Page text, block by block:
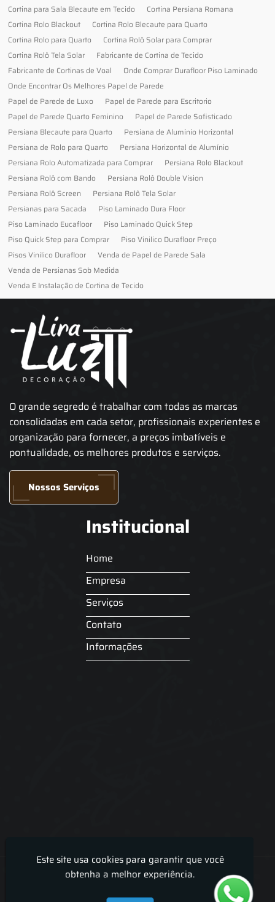
Cortina para Sala Blecaute em Tecido
Cortina Persiana Romana
Cortina Rolo Blackout
Cortina Rolo Blecaute para Quarto
Cortina Rolo para Quarto
Cortina Rolô Solar para Comprar
Cortina Rolô Tela Solar
Fabricante de Cortina de Tecido
Fabricante de Cortinas de Voal
Onde Comprar Durafloor Piso Laminado
Onde Encontrar Os Melhores Papel de Parede
Papel de Parede de Luxo
Papel de Parede para Escritorio
Papel de Parede Quarto Feminino
Papel de Parede Sofisticado
Persiana Blecaute para Quarto
Persiana de Alumínio Horizontal
Persiana de Rolo para Quarto
Persiana Horizontal de Alumínio
Persiana Rolo Automatizada para Comprar
Persiana Rolo Blackout
Persiana Rolô com Bando
Persiana Rolô Double Vision
Persiana Rolô Screen
Persiana Rolô Tela Solar
Persianas para Sacada
Piso Laminado Dura Floor
Piso Laminado Eucafloor
Piso Laminado Quick Step
Piso Quick Step para Comprar
Piso Vinilico Durafloor Preço
Pisos Vinilico Durafloor
Venda de Papel de Parede Sala
Venda de Persianas Sob Medida
Venda E Instalação de Cortina de Tecido
O grande segredo é trabalhar com todas as marcas
consolidadas em cada setor, profissionais experientes e
organização para fornecer, a preços imbatíveis e
pontualidade, os melhores produtos e serviços.
Nossos Serviços
Institucional
Home
Empresa
Serviços
Contato
Informações
Lira Luz Decor - Cortinas sob medidas e persianas
Este site usa cookies para garantir que você
obtenha a melhor experiência.